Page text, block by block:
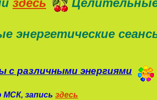
здесь
энергетические
с различными энергиями
МСК, запись здесь